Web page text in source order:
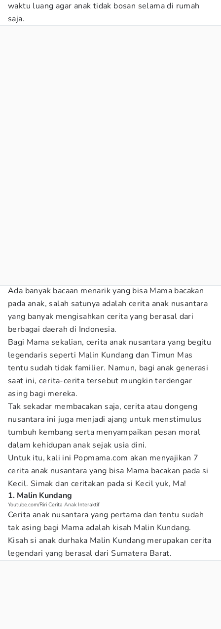
waktu luang agar anak tidak bosan selama di rumah
saja.
Ada banyak bacaan menarik yang bisa Mama bacakan
pada anak, salah satunya adalah cerita anak nusantara
yang banyak mengisahkan cerita yang berasal dari
berbagai daerah di Indonesia.
Bagi Mama sekalian, cerita anak nusantara yang begitu
legendaris seperti Malin Kundang dan Timun Mas
tentu sudah tidak familier. Namun, bagi anak generasi
saat ini, cerita-cerita tersebut mungkin terdengar
asing bagi mereka.
Tak sekadar membacakan saja, cerita atau dongeng
nusantara ini juga menjadi ajang untuk menstimulus
tumbuh kembang serta menyampaikan pesan moral
dalam kehidupan anak sejak usia dini.
Untuk itu, kali ini Popmama.com akan menyajikan 7
cerita anak nusantara yang bisa Mama bacakan pada si
Kecil. Simak dan ceritakan pada si Kecil yuk, Ma!
1. Malin Kundang
Youtube.com/Riri Cerita Anak Interaktif
Cerita anak nusantara yang pertama dan tentu sudah
tak asing bagi Mama adalah kisah Malin Kundang.
Kisah si anak durhaka Malin Kundang merupakan cerita
legendari yang berasal dari Sumatera Barat.